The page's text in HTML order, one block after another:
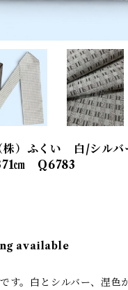
）ふくい 白/シルバ
㎝ Q6783
available
す。白とシルバー、涅色